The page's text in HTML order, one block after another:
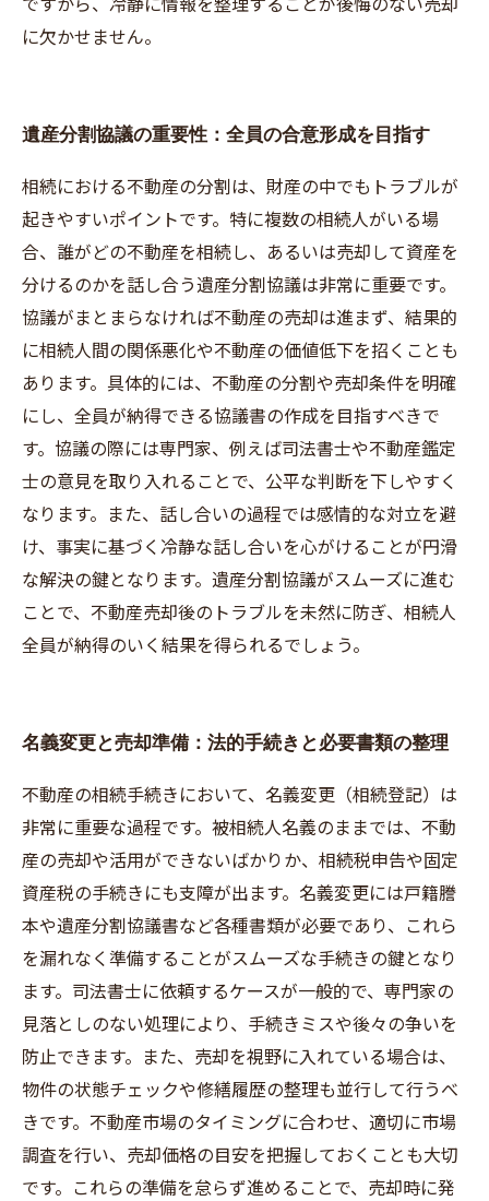
に欠かせません。
遺産分割協議の重要性：全員の合意形成を目指す
相続における不動産の分割は、財産の中でもトラブルが
起きやすいポイントです。特に複数の相続人がいる場
合、誰がどの不動産を相続し、あるいは売却して資産を
分けるのかを話し合う遺産分割協議は非常に重要です。
協議がまとまらなければ不動産の売却は進まず、結果的
に相続人間の関係悪化や不動産の価値低下を招くことも
あります。具体的には、不動産の分割や売却条件を明確
にし、全員が納得できる協議書の作成を目指すべきで
す。協議の際には専門家、例えば司法書士や不動産鑑定
士の意見を取り入れることで、公平な判断を下しやすく
なります。また、話し合いの過程では感情的な対立を避
け、事実に基づく冷静な話し合いを心がけることが円滑
な解決の鍵となります。遺産分割協議がスムーズに進む
ことで、不動産売却後のトラブルを未然に防ぎ、相続人
全員が納得のいく結果を得られるでしょう。
名義変更と売却準備：法的手続きと必要書類の整理
不動産の相続手続きにおいて、名義変更（相続登記）は
非常に重要な過程です。被相続人名義のままでは、不動
産の売却や活用ができないばかりか、相続税申告や固定
資産税の手続きにも支障が出ます。名義変更には戸籍謄
本や遺産分割協議書など各種書類が必要であり、これら
を漏れなく準備することがスムーズな手続きの鍵となり
ます。司法書士に依頼するケースが一般的で、専門家の
見落としのない処理により、手続きミスや後々の争いを
防止できます。また、売却を視野に入れている場合は、
物件の状態チェックや修繕履歴の整理も並行して行うべ
きです。不動産市場のタイミングに合わせ、適切に市場
調査を行い、売却価格の目安を把握しておくことも大切
です。これらの準備を怠らず進めることで、売却時に発